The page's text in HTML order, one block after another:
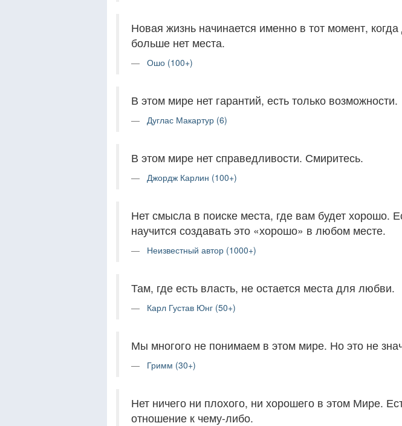
Новая жизнь начинается именно в тот момент,
больше нет места.
Ошо (100+)
В этом мире нет гарантий, есть только возможности.
Дуглас Макартур (6)
В этом мире нет справедливости. Смиритесь.
Джордж Карлин (100+)
Нет смысла в поиске места, где вам будет хорошо.
научится создавать это «хорошо» в любом месте.
Неизвестный автор (1000+)
Там, где есть власть, не остается места для любви.
Карл Густав Юнг (50+)
Мы многого не понимаем в этом мире. Но это не
Гримм (30+)
Нет ничего ни плохого, ни хорошего в этом Мире.
отношение к чему-либо.